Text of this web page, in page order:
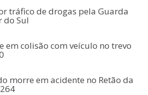
tráfico de drogas pela Guarda
do Sul
em colisão com veículo no trevo
morre em acidente no Retão da